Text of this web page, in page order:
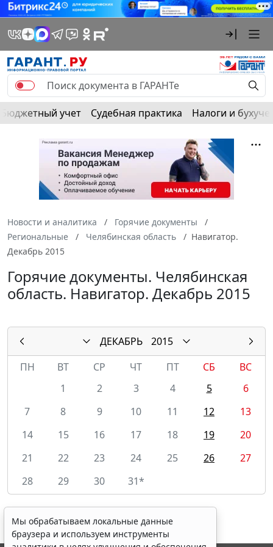
Бюджетный учет Судебная практика Налоги и
Новости и аналитика
Горячие документы
Региональные
Челябинская область
Навигатор.
Декабрь 2015
Горячие документы. Челябинская
область. Навигатор. Декабрь 2015
ДЕКАБРЬ
2015
ПН
ВТ СР ЧТ ПТ СБ
ВС
1
2 3 4 5
6
7
8 9 10 11 12
13
14
15 16 17 18 19
20
21
22 23 24 25 26
27
28
29 30 31*
Мы обрабатываем локальные данные
браузера и используем инструменты